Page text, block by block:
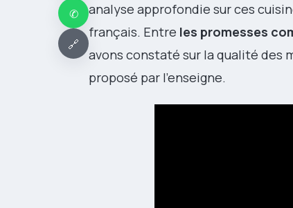
✆
🔗
analyse approfondie sur ces
français. Entre les promesses
avons constaté sur la qualité des
proposé par l’enseigne.